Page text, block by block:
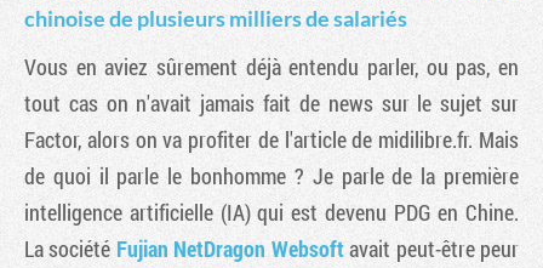
chinoise de plusieurs milliers de salariés
Vous en aviez sûrement déjà entendu parler, ou pas, en
tout cas on n'avait jamais fait de news sur le sujet sur
Factor, alors on va profiter de l'article de midilibre.fr. Mais
de quoi il parle le bonhomme ? Je parle de la première
intelligence artificielle (IA) qui est devenu PDG en Chine.
La société Fujian NetDragon Websoftavait peut-être peur